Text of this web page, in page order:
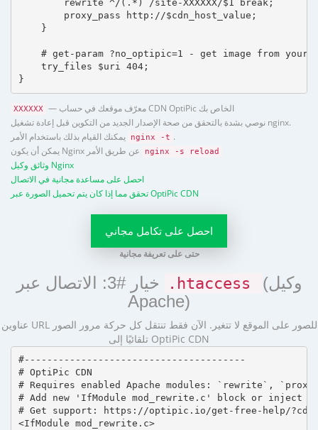
        rewrite ^/(.*) /site-XXXXXX/$1 break;
        proxy_pass http://$cdn_host_value;
    }
# get-param ?no_optipic=1 - get image from your
    try_files $uri 404;
}
XXXXXX
— معرّف موقعك في حساب CDN OptiPic الخاص بك
نوصي بشدة بالتحقق من صحة الإصدار الجديد من التكوين قبل إعادة تشغيل nginx.
nginx -t .
nginx -s reload
وثائق وكيل Nginx
احصل على مساعدة مجانية في الاتصال
تحقق مما إذا كان يتم تحميل الصورة عبر OptiPic CDN
احصل على تكامل مجاني
حتى على تعريفة مجانية
.htaccess
(وكيل
Apache)
عناوين URL للصور على الموقع لا تتغير. الآن فقط تنتقل كل حركة مرور الصور
تلقائيًا إلى OptiPic CDN
#---------------------------------------
# OptiPic CDN
# Requires enabled Apache modules: `rewrite`,
# Add new 'IfModule mod_rewrite.c' block or inject
# Get support: https://optipic.io/get-free-help/
<IfModule mod_rewrite.c>